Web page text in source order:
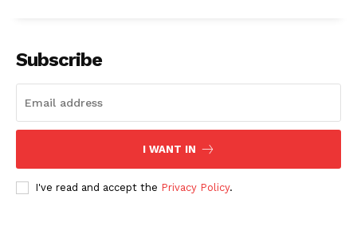
Subscribe
I WANT IN
I've read and accept the Privacy Policy.